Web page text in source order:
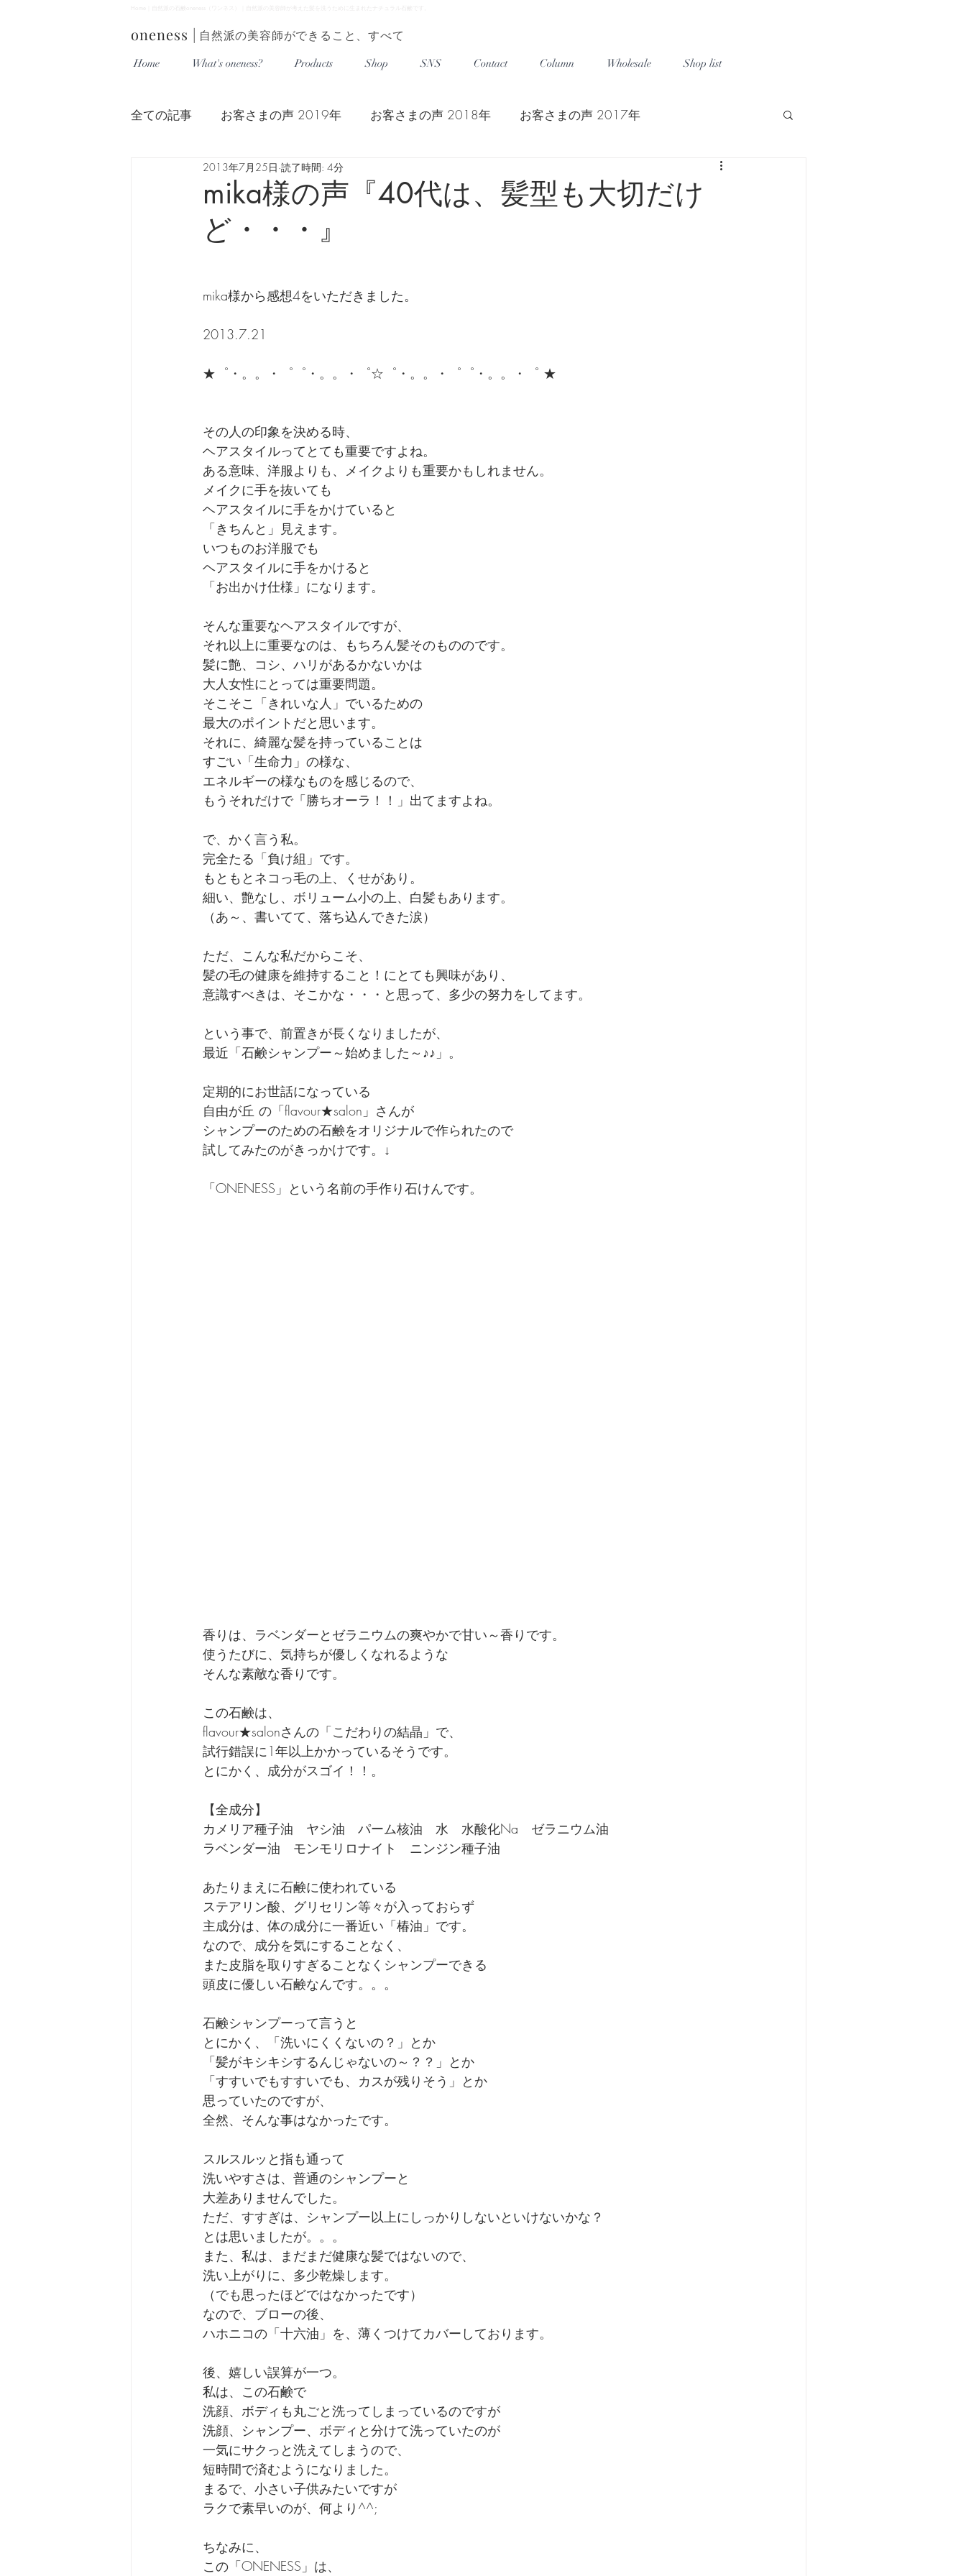
oneness | 自然派の美容師ができること、すべて
Home What's oneness? Products Shop SNS Contact Column Wholesale Shop list
全ての記事 お客さまの声 2019年 お客さまの声 2018年 お客さまの声 2017年
お客さまの声 2016年 お客さまの声 2015年
mika様の声『40代は、髪型も大切だけ
ど・・・』
2013年7月25日 読了時間: 4分
mika様から感想4をいただきました。
2013.7.21
★゜・。。・゜゜・。。・゜☆゜・。。・゜゜・。。・゜ ★
その人の印象を決める時、
ヘアスタイルってとても重要ですよね。
ある意味、洋服よりも、メイクよりも重要かもしれません。
メイクに手を抜いても
ヘアスタイルに手をかけていると
「きちんと」見えます。
いつものお洋服でも
ヘアスタイルに手をかけると
「お出かけ仕様」になります。
そんな重要なヘアスタイルですが、
それ以上に重要なのは、もちろん髪そのもののです。
髪に艶、コシ、ハリがあるかないかは
大人女性にとっては重要問題。
そこそこ「きれいな人」でいるための
最大のポイントだと思います。
それに、綺麗な髪を持っていることは
すごい「生命力」の様な、
エネルギーの様なものを感じるので、
もうそれだけで「勝ちオーラ！！」出てますよね。
で、かく言う私。
完全たる「負け組」です。
もともとネコっ毛の上、くせがあり。
細い、艶なし、ボリューム小の上、白髪もあります。
（あ～、書いてて、落ち込んできた涙）
ただ、こんな私だからこそ、
髪の毛の健康を維持すること！にとても興味があり、
意識すべきは、そこかな・・・と思って、多少の努力をしてます。
という事で、前置きが長くなりましたが、
最近「石鹸シャンプー～始めました～♪♪」。
定期的にお世話になっている
自由が丘 の「flavour★salon」さんが
シャンプーのための石鹸をオリジナルで作られたので
試してみたのがきっかけです。↓
「ONENESS」という名前の手作り石けんです。
香りは、ラベンダーとゼラニウムの爽やかで甘い～香りです。
使うたびに、気持ちが優しくなれるような
そんな素敵な香りです。
この石鹸は、
flavour★salonさんの「こだわりの結晶」で、
試行錯誤に1年以上かかっているそうです。
とにかく、成分がスゴイ！！。
【全成分】
カメリア種子油　ヤシ油　パーム核油　水　水酸化Na　ゼラニウム油
ラベンダー油　モンモリロナイト　ニンジン種子油
あたりまえに石鹸に使われている
ステアリン酸、グリセリン等々が入っておらず
主成分は、体の成分に一番近い「椿油」です。
なので、成分を気にすることなく、
また皮脂を取りすぎることなくシャンプーできる
頭皮に優しい石鹸なんです。。。
石鹸シャンプーって言うと
とにかく、「洗いにくくないの？」とか
「髪がキシキシするんじゃないの～？？」とか
「すすいでもすすいでも、カスが残りそう」とか
思っていたのですが、
全然、そんな事はなかったです。
スルスルッと指も通って
洗いやすさは、普通のシャンプーと
大差ありませんでした。
ただ、すすぎは、シャンプー以上にしっかりしないといけないかな？
とは思いましたが。。。
また、私は、まだまだ健康な髪ではないので、
洗い上がりに、多少乾燥します。
（でも思ったほどではなかったです）
なので、ブローの後、
ハホニコの「十六油」を、薄くつけてカバーしております。
後、嬉しい誤算が一つ。
私は、この石鹸で
洗顔、ボディも丸ごと洗ってしまっているのですが
洗顔、シャンプー、ボディと分けて洗っていたのが
一気にサクっと洗えてしまうので、
短時間で済むようになりました。
まるで、小さい子供みたいですが
ラクで素早いのが、何より^^;
ちなみに、
この「ONENESS」は、